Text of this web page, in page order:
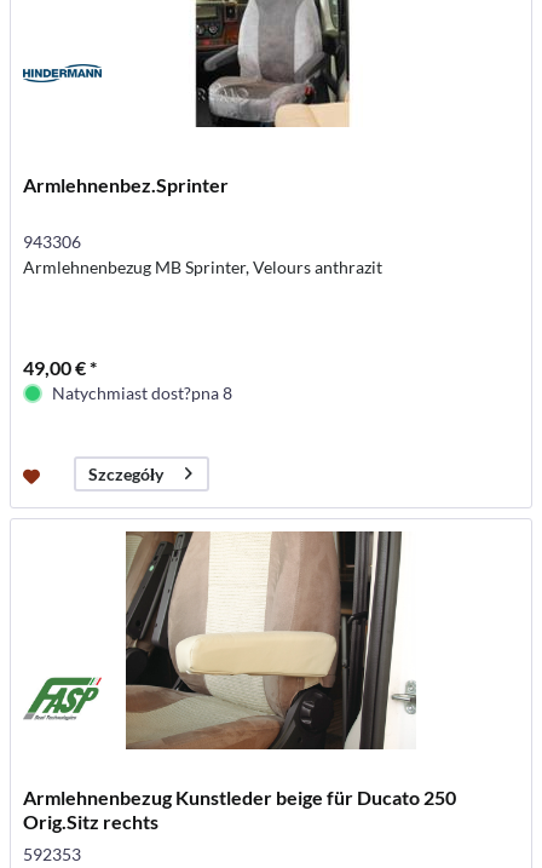
Armlehnenbez.Sprinter
943306
Armlehnenbezug MB Sprinter, Velours anthrazit
49,00 € *
Natychmiast dost?pna 8
Szczegóły
Armlehnenbezug Kunstleder beige für Ducato 250
Orig.Sitz rechts
592353